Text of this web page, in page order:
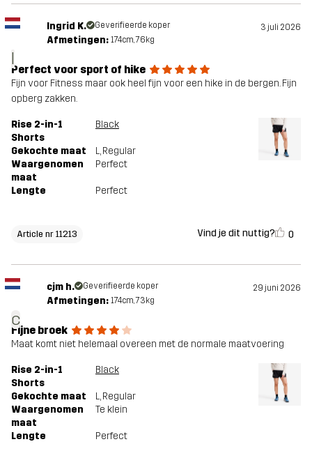
I
Ingrid K. Geverifieerde koper 3 juli 2026
Afmetingen: 174cm, 76kg
Perfect voor sport of hike
Fijn voor Fitness maar ook heel fijn voor een hike in de bergen. Fijn
opberg zakken.
Rise 2-in-1
Shorts
Black
Gekochte maat L, Regular
Waargenomen
maat
Perfect
Lengte Perfect
Article nr 11213 Vind je dit nuttig? 0
c
cjm h. Geverifieerde koper 29 juni 2026
Afmetingen: 174cm, 73kg
Fijne broek
Maat komt niet helemaal overeen met de normale maatvoering
Rise 2-in-1
Shorts
Black
Gekochte maat L, Regular
Waargenomen
maat
Te klein
Lengte Perfect